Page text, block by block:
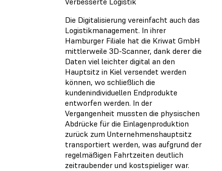
Die Digitalisierung vereinfacht auch das
Logistikmanagement. In ihrer
Hamburger Filiale hat die Kriwat GmbH
mittlerweile 3D-Scanner, dank derer die
Daten viel leichter digital an den
Hauptsitz in Kiel versendet werden
können, wo schließlich die
kundenindividuellen Endprodukte
entworfen werden. In der
Vergangenheit mussten die physischen
Abdrücke für die Einlagenproduktion
zurück zum Unternehmenshauptsitz
transportiert werden, was aufgrund der
regelmäßigen Fahrtzeiten deutlich
zeitraubender und kostspieliger war.